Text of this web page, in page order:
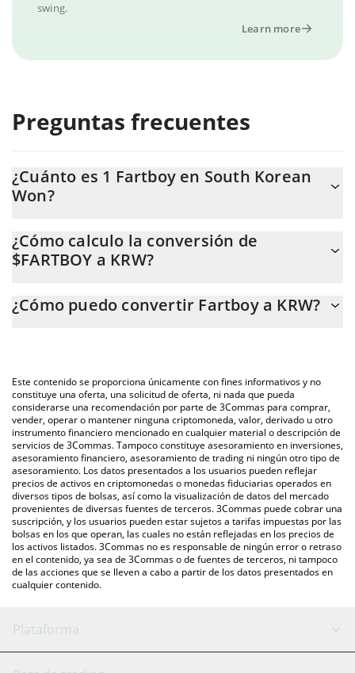
swing.
Learn more
Preguntas frecuentes
¿Cuánto es 1 Fartboy en South Korean
Won?
En este momento, 1 Fartboy equivale a 12.12 KRW.
¿Cómo calculo la conversión de
$FARTBOY a KRW?
fácilmente el precio de conversión de $FARTBOY a KRW. Solo
También puedes utilizar nuestra tabla de precios de Fartboy que
se encuentra arriba para verificar el último precio de Fartboy en
las principales monedas fiduciarias y criptomonedas.
¿Cómo puedo convertir Fartboy a KRW?
otras.
Este contenido se proporciona únicamente con fines informativos y no
constituye una oferta, una solicitud de oferta, ni nada que pueda
considerarse una recomendación por parte de 3Commas para comprar,
vender, operar o mantener ninguna criptomoneda, valor, derivado u otro
instrumento financiero mencionado en cualquier material o descripción de
servicios de 3Commas. Tampoco constituye asesoramiento en inversiones,
asesoramiento financiero, asesoramiento de trading ni ningún otro tipo de
asesoramiento. Los datos presentados a los usuarios pueden reflejar
precios de activos en criptomonedas o monedas fiduciarias operados en
diversos tipos de bolsas, así como la visualización de datos del mercado
provenientes de diversas fuentes de terceros. 3Commas puede cobrar una
suscripción, y los usuarios pueden estar sujetos a tarifas impuestas por las
bolsas en los que operan, las cuales no están reflejadas en los precios de
los activos listados. 3Commas no es responsable de ningún error o retraso
en el contenido, ya sea de 3Commas o de fuentes de terceros, ni tampoco
de las acciones que se lleven a cabo a partir de los datos presentados en
cualquier contenido.
Plataforma